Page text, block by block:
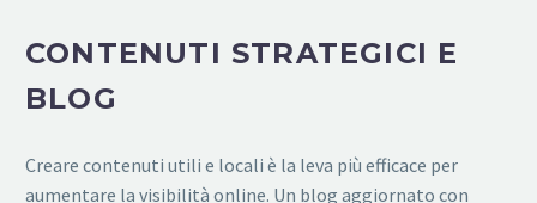
CONTENUTI STRATEGICI E
BLOG
Creare contenuti utili e locali è la leva più efficace per
aumentare la visibilità online. Un blog aggiornato con